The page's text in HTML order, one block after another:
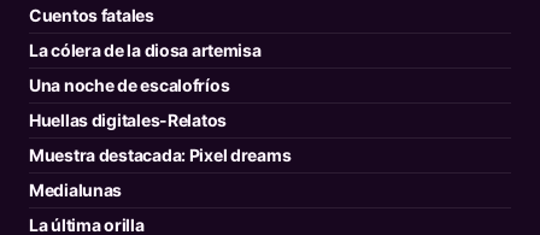
Cuentos fatales
La cólera de la diosa artemisa
Una noche de escalofríos
Huellas digitales-Relatos
Muestra destacada: Pixel dreams
Medialunas
La última orilla